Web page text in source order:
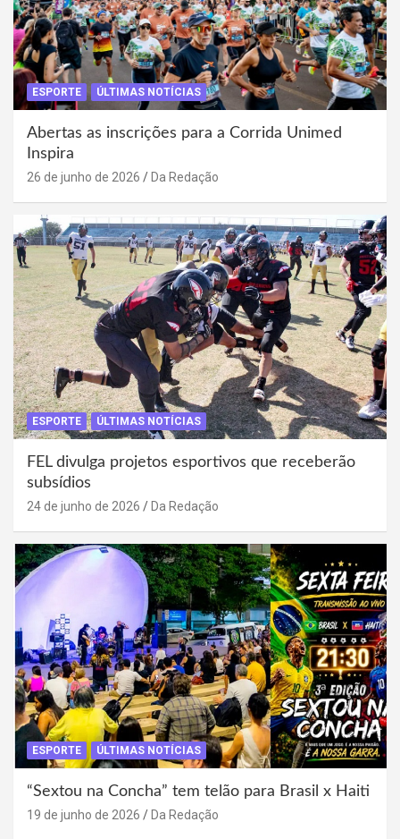
ESPORTE ÚLTIMAS NOTÍCIAS
Abertas as inscrições para a Corrida Unimed
Inspira
26 de junho de 2026 Da Redação
ESPORTE ÚLTIMAS NOTÍCIAS
FEL divulga projetos esportivos que receberão
subsídios
24 de junho de 2026 Da Redação
ESPORTE ÚLTIMAS NOTÍCIAS
“Sextou na Concha” tem telão para Brasil x Haiti
19 de junho de 2026 Da Redação